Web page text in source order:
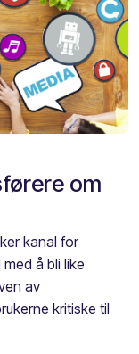
om
kanal for
å bli like
av
kritiske til